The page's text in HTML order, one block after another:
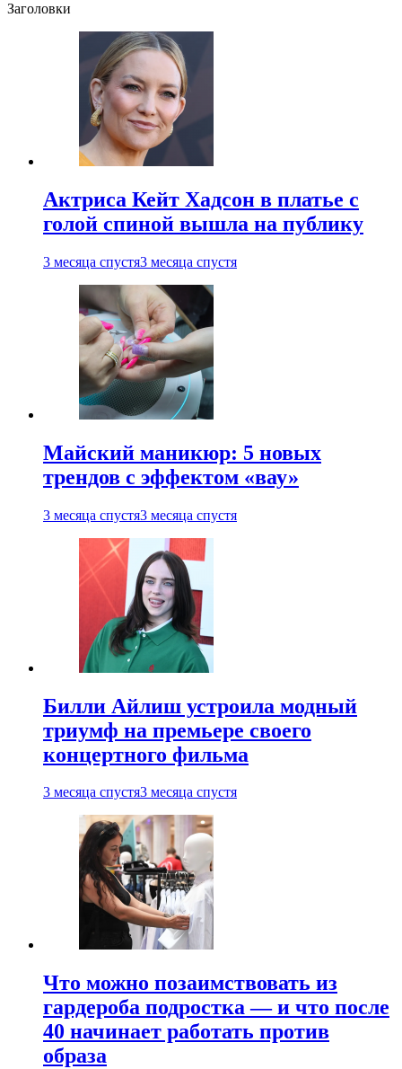
Заголовки
Актриса Кейт Хадсон в платье с
голой спиной вышла на публику
3 месяца спустя3 месяца спустя
Майский маникюр: 5 новых
трендов с эффектом «вау»
3 месяца спустя3 месяца спустя
Билли Айлиш устроила модный
триумф на премьере своего
концертного фильма
3 месяца спустя3 месяца спустя
Что можно позаимствовать из
гардероба подростка — и что после
40 начинает работать против
образа